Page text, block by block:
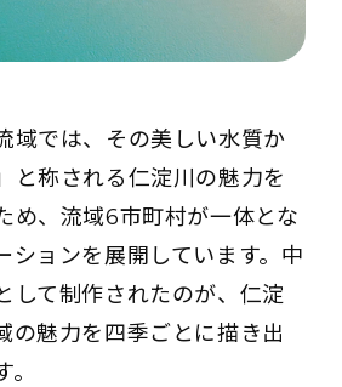
域では、その美しい水質か
と称される仁淀川の魅力を
め、流域6市町村が一体とな
ションを展開しています。中
して制作されたのが、仁淀
の魅力を四季ごとに描き出